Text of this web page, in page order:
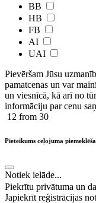
BB
HB
FB
AI
UAI
Pievēršam Jūsu
pamatcenas un var
un viesnīcā, kā arī no
informāciju par cenu
12 from 30
Pieteikums ceļojuma
Notiek ielāde...
Piekrītu privātuma un
Japiekrīt reģistrācijas